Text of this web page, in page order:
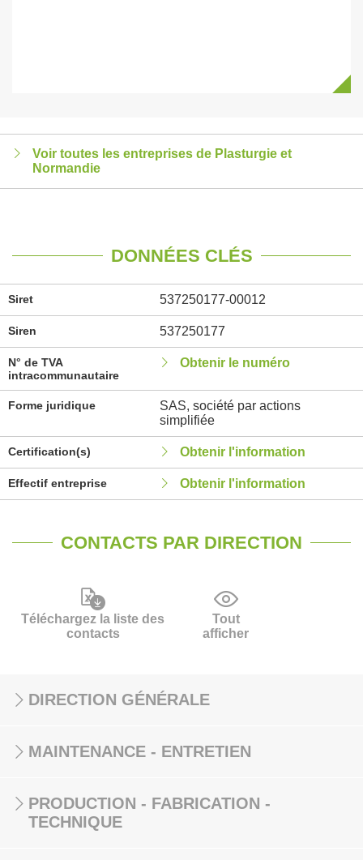
Voir toutes les entreprises de Plasturgie et
Normandie
DONNÉES CLÉS
Siret 537250177-00012
Siren 537250177
N° de TVA
intracommunautaire
Obtenir le numéro
Forme juridique
SAS, société par actions
simplifiée
Certification(s) Obtenir l'information
Effectif entreprise Obtenir l'information
CONTACTS PAR DIRECTION
Téléchargez la liste des
contacts
Tout
afficher
DIRECTION GÉNÉRALE
MAINTENANCE - ENTRETIEN
PRODUCTION - FABRICATION -
TECHNIQUE